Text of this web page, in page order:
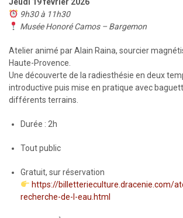
9h30 à 11h30
Musée Honoré Camos – Bargemon
Atelier animé par Alain Raina, sourcier
Haute-Provence.
Une découverte de la radiesthésie en deux
introductive puis mise en pratique avec
différents terrains.
Durée : 2h
Tout public
Gratuit, sur réservation
https://billetterieculture.dracenie.com/
recherche-de-l-eau.html